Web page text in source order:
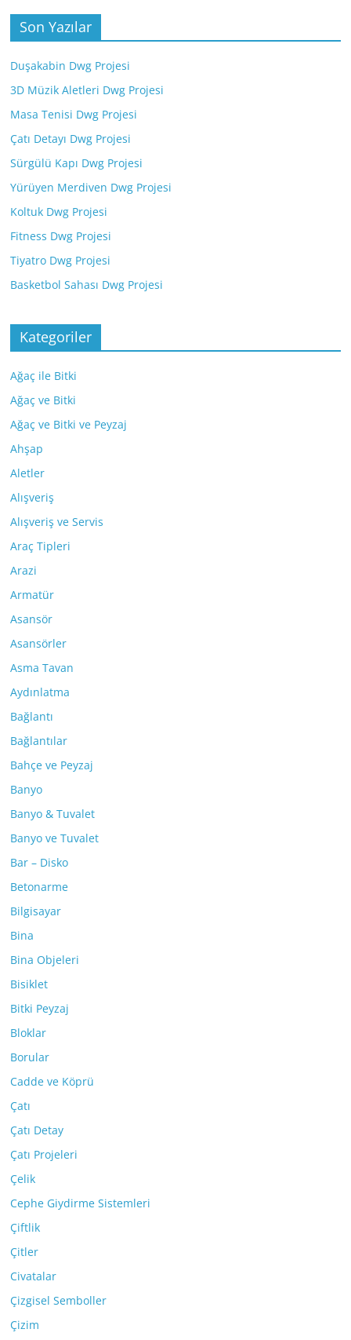
Son Yazılar
Duşakabin Dwg Projesi
3D Müzik Aletleri Dwg Projesi
Masa Tenisi Dwg Projesi
Çatı Detayı Dwg Projesi
Sürgülü Kapı Dwg Projesi
Yürüyen Merdiven Dwg Projesi
Koltuk Dwg Projesi
Fitness Dwg Projesi
Tiyatro Dwg Projesi
Basketbol Sahası Dwg Projesi
Kategoriler
Ağaç ile Bitki
Ağaç ve Bitki
Ağaç ve Bitki ve Peyzaj
Ahşap
Aletler
Alışveriş
Alışveriş ve Servis
Araç Tipleri
Arazi
Armatür
Asansör
Asansörler
Asma Tavan
Aydınlatma
Bağlantı
Bağlantılar
Bahçe ve Peyzaj
Banyo
Banyo & Tuvalet
Banyo ve Tuvalet
Bar – Disko
Betonarme
Bilgisayar
Bina
Bina Objeleri
Bisiklet
Bitki Peyzaj
Bloklar
Borular
Cadde ve Köprü
Çatı
Çatı Detay
Çatı Projeleri
Çelik
Cephe Giydirme Sistemleri
Çiftlik
Çitler
Civatalar
Çizgisel Semboller
Çizim